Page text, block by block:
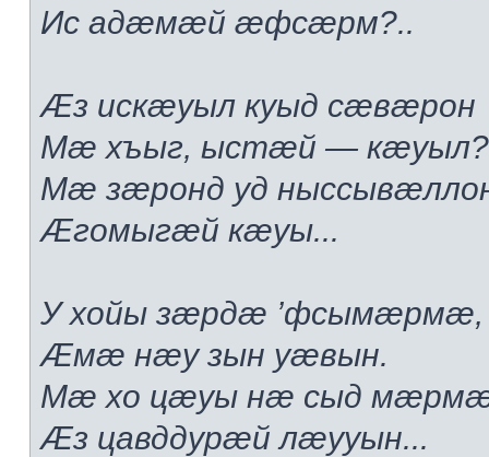
Ис адæмæй æфсæрм?..
Æз искæуыл куыд сæвæрон
Мæ хъыг, ыстæй —
Мæ зæронд уд
Æгомыгæй кæуы...
У хойы зæрдæ
Æмæ нæу зын уæвын.
Мæ хо цæуы нæ сыд
Æз цавддурæй лæууын...